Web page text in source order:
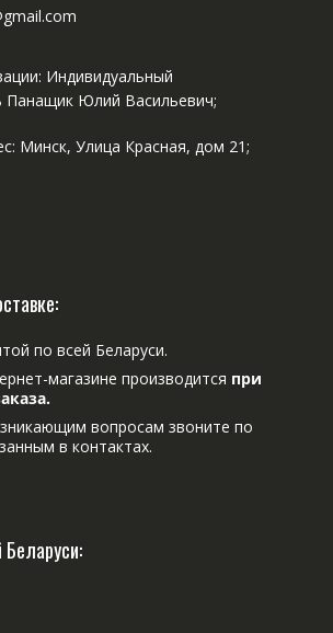
Индивидуальный
Панащик Юлий Васильевич;
Минск, Улица Красная, дом 21;
по всей Беларуси.
магазине производится при
вопросам звоните по
в контактах.
Беларуси: